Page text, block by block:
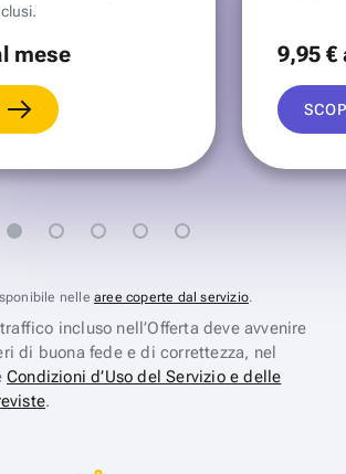
mese 9,95 €
nelle aree coperte dal servizio.
incluso nell’Offerta deve avvenire
di buona fede e di correttezza, nel
Condizioni d’Uso del Servizio e delle
.